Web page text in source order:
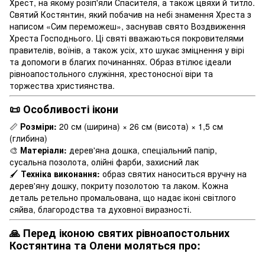
Святий Костянтин, який побачив на небі знамення Хреста з
написом «Сим переможеш», заснував свято Воздвиження
Хреста Господнього. Ці святі вважаються покровителями
правителів, воїнів, а також усіх, хто шукає зміцнення у вірі
та допомоги в благих починаннях. Образ втілює ідеали
рівноапостольного служіння, хрестоносної віри та
торжества християнства.
📜 Особливості ікони
📏 Розміри: 20 см (ширина) × 26 см (висота) × 1,5 см
(глибина)
🎨 Матеріали: дерев'яна дошка, спеціальний папір,
сусальна позолота, олійні фарби, захисний лак
🖌 Техніка виконання: образ святих наноситься вручну на
дерев'яну дошку, покриту позолотою та лаком. Кожна
деталь ретельно промальована, що надає іконі світлого
сяйва, благородства та духовної виразності.
🙏 Перед іконою святих рівноапостольних
Костянтина та Олени моляться про: